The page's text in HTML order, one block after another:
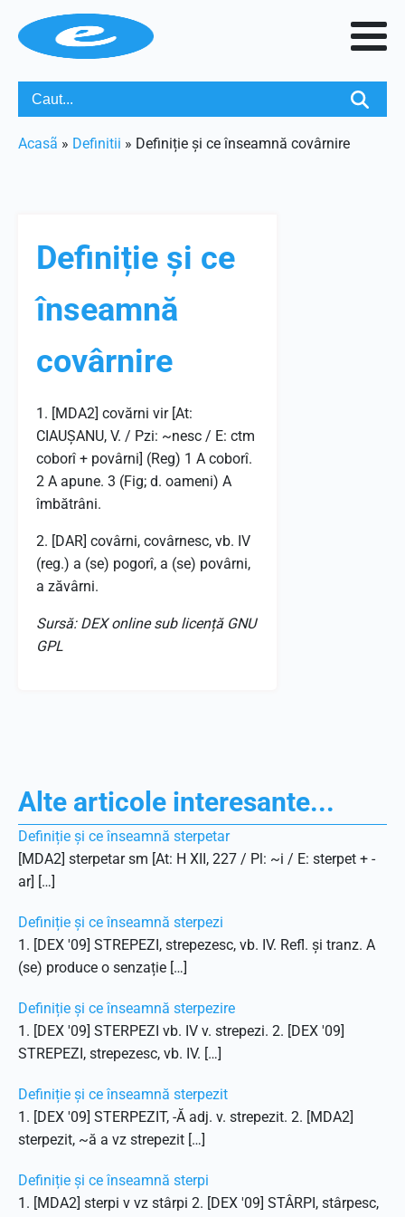
Acasã » Definitii » Definiție și ce înseamnă covârnire
Definiție și ce
înseamnă
covârnire
1. [MDA2] covărni vir [At:
CIAUȘANU, V. / Pzi: ~nesc / E: ctm
coborî + povârni] (Reg) 1 A coborî.
2 A apune. 3 (Fig; d. oameni) A
îmbătrâni.
2. [DAR] covârni, covârnesc, vb. IV
(reg.) a (se) pogorî, a (se) povârni,
a zăvârni.
Sursă: DEX online sub licență GNU
GPL
Alte articole interesante...
Definiție și ce înseamnă sterpetar
[MDA2] sterpetar sm [At: H XII, 227 / Pl: ~i / E: sterpet + -
ar] […]
Definiție și ce înseamnă sterpezi
1. [DEX '09] STREPEZI, strepezesc, vb. IV. Refl. și tranz. A
(se) produce o senzație […]
Definiție și ce înseamnă sterpezire
1. [DEX '09] STERPEZI vb. IV v. strepezi. 2. [DEX '09]
STREPEZI, strepezesc, vb. IV. […]
Definiție și ce înseamnă sterpezit
1. [DEX '09] STERPEZIT, -Ă adj. v. strepezit. 2. [MDA2]
sterpezit, ~ă a vz strepezit […]
Definiție și ce înseamnă sterpi
1. [MDA2] sterpi v vz stârpi 2. [DEX '09] STÂRPI, stârpesc,